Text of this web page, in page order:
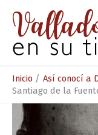
contenido
Inicio
Así conocí a
Santiago de la